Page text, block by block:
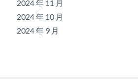
2024 年 11 月
2024 年 10 月
2024 年 9 月